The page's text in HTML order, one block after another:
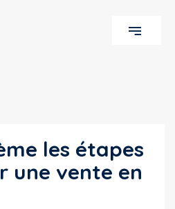
les étapes
une vente en